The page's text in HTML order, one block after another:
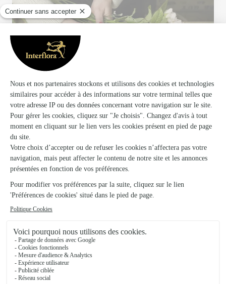
O Fleurs D’etef s'appuie sur son partenariat avec
Interflora, réseau de transmission florale de
référence, pour vous garantir un service de qualité.